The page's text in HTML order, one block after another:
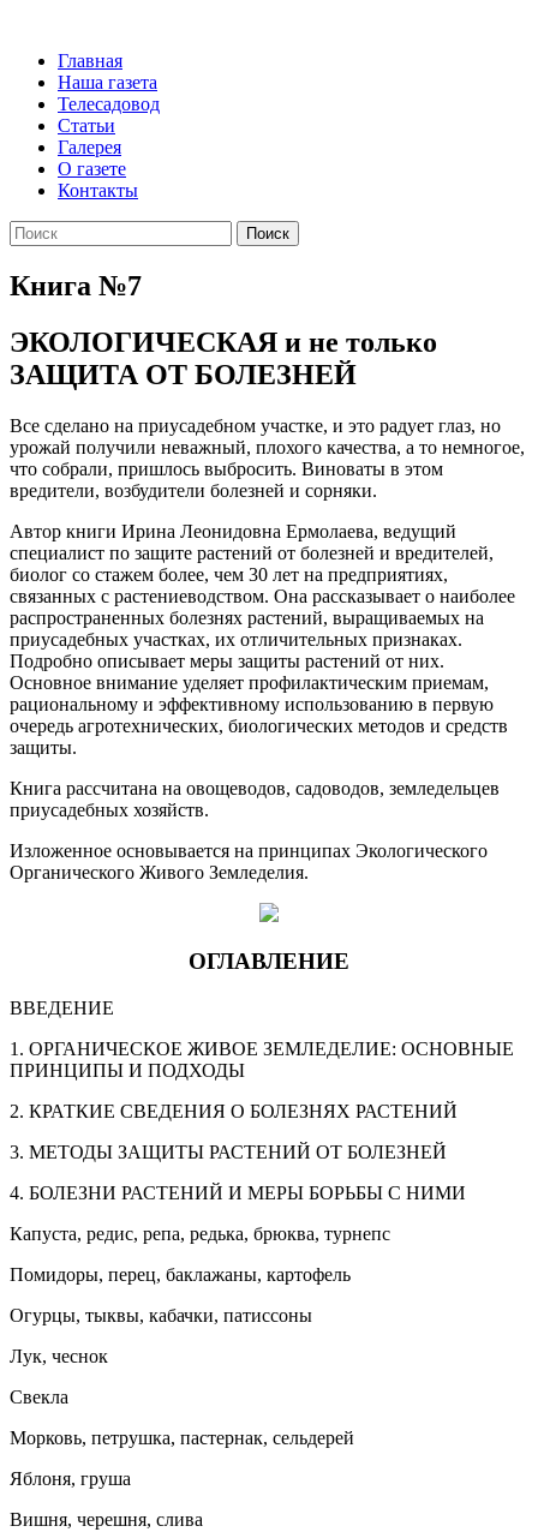
Главная
Наша газета
Телесадовод
Статьи
Галерея
О газете
Контакты
Поиск
Книга №7
ЭКОЛОГИЧЕСКАЯ и не только
ЗАЩИТА ОТ БОЛЕЗНЕЙ
Все сделано на приусадебном участке, и это радует глаз, но
урожай получили неважный, плохого качества, а то немногое,
что собрали, пришлось выбросить. Виноваты в этом
вредители, возбудители болезней и сорняки.
Автор книги Ирина Леонидовна Ермолаева, ведущий
специалист по защите растений от болезней и вредителей,
биолог со стажем более, чем 30 лет на предприятиях,
связанных с растениеводством. Она рассказывает о наиболее
распространенных болезнях растений, выращиваемых на
приусадебных участках, их отличительных признаках.
Подробно описывает меры защиты растений от них.
Основное внимание уделяет профилактическим приемам,
рациональному и эффективному использованию в первую
очередь агротехнических, биологических методов и средств
защиты.
Книга рассчитана на овощеводов, садоводов, земледельцев
приусадебных хозяйств.
Изложенное основывается на принципах Экологического
Органического Живого Земледелия.
ОГЛАВЛЕНИЕ
ВВЕДЕНИЕ
1. ОРГАНИЧЕСКОЕ ЖИВОЕ ЗЕМЛЕДЕЛИЕ: ОСНОВНЫЕ
ПРИНЦИПЫ И ПОДХОДЫ
2. КРАТКИЕ СВЕДЕНИЯ О БОЛЕЗНЯХ РАСТЕНИЙ
3. МЕТОДЫ ЗАЩИТЫ РАСТЕНИЙ ОТ БОЛЕЗНЕЙ
4. БОЛЕЗНИ РАСТЕНИЙ И МЕРЫ БОРЬБЫ С НИМИ
Капуста, редис, репа, редька, брюква, турнепс
Помидоры, перец, баклажаны, картофель
Огурцы, тыквы, кабачки, патиссоны
Лук, чеснок
Свекла
Морковь, петрушка, пастернак, сельдерей
Яблоня, груша
Вишня, черешня, слива